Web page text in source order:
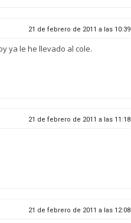
21 de febrero de 2011 a las 10:39
ya le he llevado al cole.
21 de febrero de 2011 a las 11:18
21 de febrero de 2011 a las 12:08